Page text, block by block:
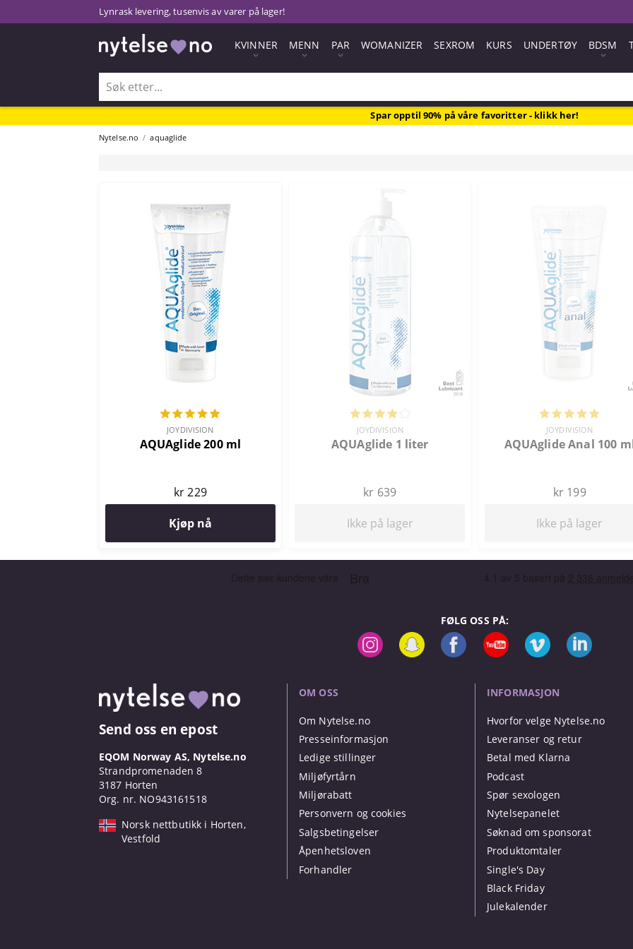
Lynrask levering, tusenvis av varer på lager!
KVINNER MENN PAR WOMANIZER SEXROM KURS UNDERTØY BDSM
Spar opptil 90% på våre favoritter - klikk her!
Nytelse.no aquaglide
JOYDIVISION
AQUAglide 200 ml
kr 229
Kjøp nå
JOYDIVISION
AQUAglide 1 liter
kr 639
Ikke på lager
JOYDIVISION
AQUAglide Anal 100
kr 199
Ikke på lager
FØLG OSS PÅ:
Send oss en epost
EQOM Norway AS, Nytelse.no
Strandpromenaden 8
3187 Horten
Org. nr. NO943161518
Norsk nettbutikk i Horten,
Vestfold
OM OSS
Om Nytelse.no
Presseinformasjon
Ledige stillinger
Miljøfyrtårn
Miljørabatt
Personvern og cookies
Salgsbetingelser
Åpenhetsloven
Forhandler
INFORMASJON
Hvorfor velge Nytelse.no
Leveranser og retur
Betal med Klarna
Podcast
Spør sexologen
Nytelsepanelet
Søknad om sponsorat
Produktomtaler
Single's Day
Black Friday
Julekalender